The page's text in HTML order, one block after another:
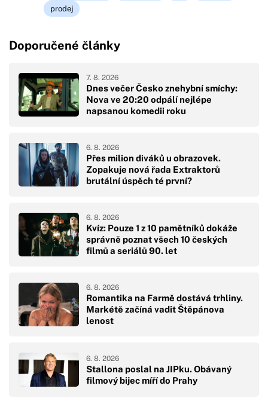
prodej
Doporučené články
Dnes večer Česko znehybní smíchy:
Nova ve 20:20 odpálí nejlépe
napsanou komedii roku
7. 8. 2026
Přes milion diváků u obrazovek.
Zopakuje nová řada Extraktorů
brutální úspěch té první?
6. 8. 2026
Kvíz: Pouze 1 z 10 pamětníků dokáže
správně poznat všech 10 českých
filmů a seriálů 90. let
6. 8. 2026
Romantika na Farmě dostává trhliny.
Markétě začíná vadit Štěpánova
lenost
6. 8. 2026
Stallona poslal na JIPku. Obávaný
filmový bijec míří do Prahy
6. 8. 2026